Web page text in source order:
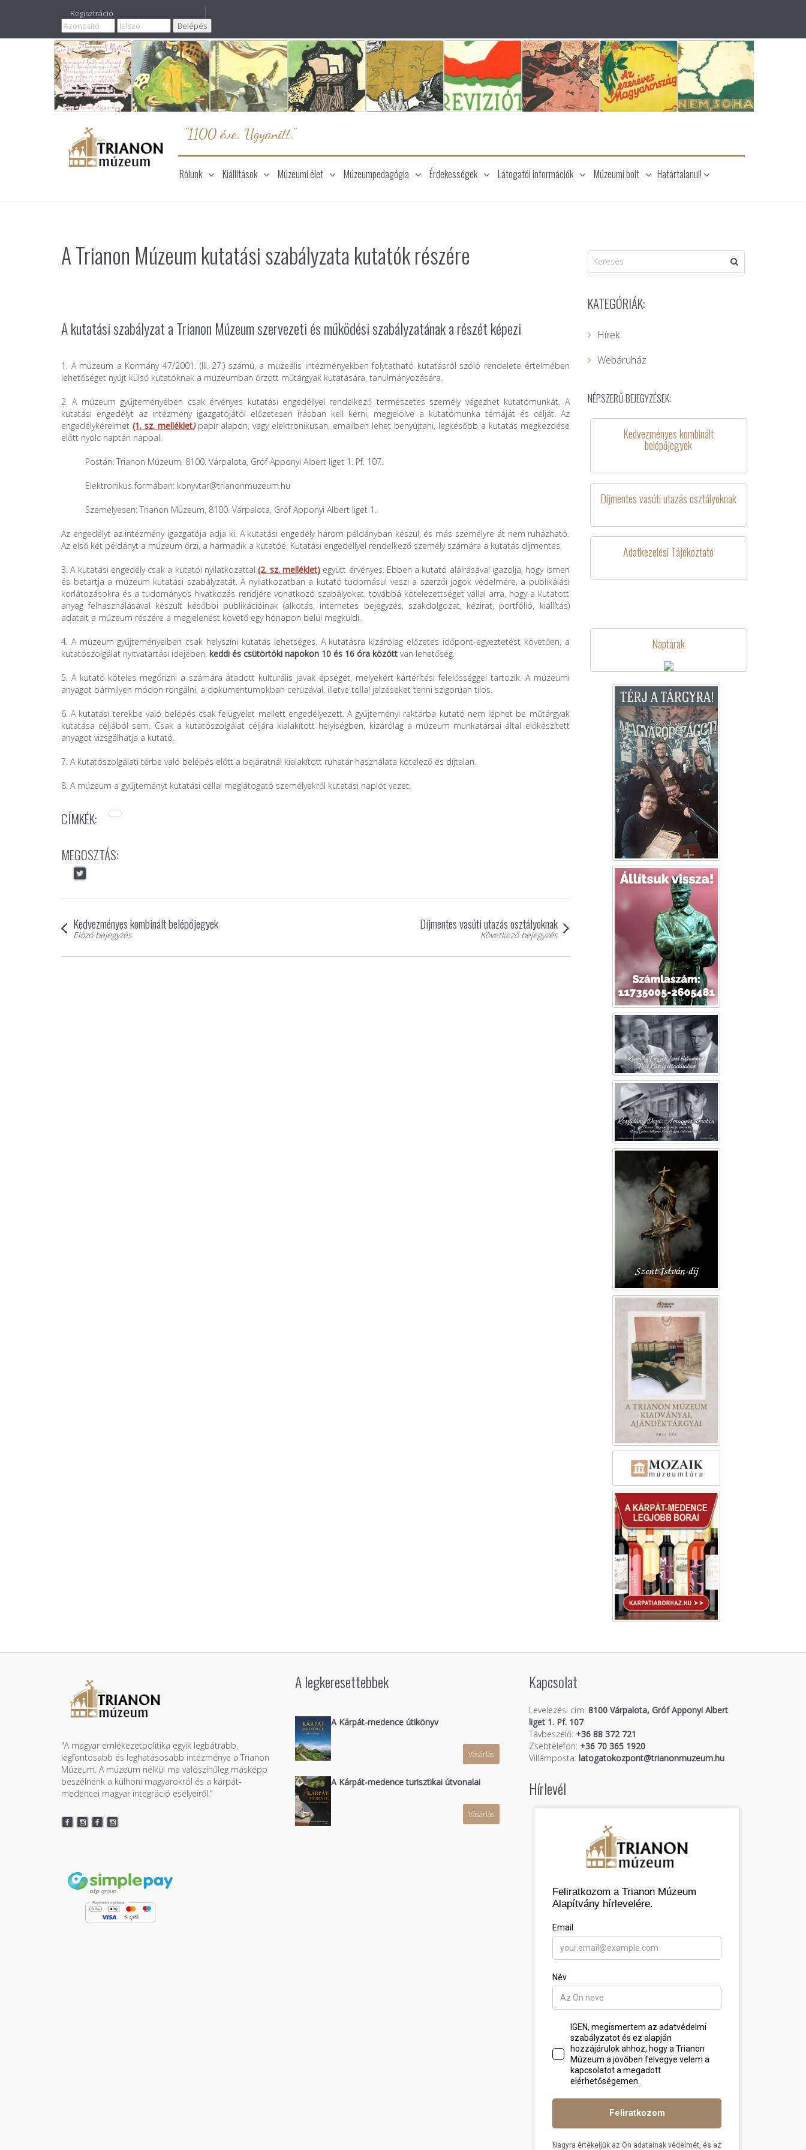
Regisztráció
"1100 éve. Ugyanitt."
Rólunk Kiállítások Múzeumi élet Múzeumpedagógia Érdekességek Látogatói információk Múzeumi bolt Határtalanul!
A Trianon Múzeum kutatási szabályzata kutatók részére
A kutatási szabályzat a Trianon Múzeum szervezeti és működési szabályzatának a részét képezi
1. A múzeum a Kormány 47/2001. (III. 27.) számú, a muzeális intézményekben folytatható kutatásról szóló rendelete értelmében
lehetőséget nyújt külső kutatóknak a múzeumban őrzött műtárgyak kutatására, tanulmányozására.
2. A múzeum gyűjteményében csak érvényes kutatási engedéllyel rendelkező természetes személy végezhet kutatómunkát. A
kutatási engedélyt az intézmény igazgatójától előzetesen írásban kell kérni, megjelölve a kutatómunka témáját és célját. Az
engedélykérelmet (1. sz. melléklet)papír alapon, vagy elektronikusan, emailben lehet benyújtani, legkésőbb a kutatás megkezdése
előtt nyolc naptári nappal.
Postán: Trianon Múzeum, 8100. Várpalota, Gróf Apponyi Albert liget 1. Pf. 107.
Elektronikus formában: konyvtar@trianonmuzeum.hu
Személyesen: Trianon Múzeum, 8100. Várpalota, Gróf Apponyi Albert liget 1.
Az engedélyt az intézmény igazgatója adja ki. A kutatási engedély három példányban készül, és más személyre át nem ruházható.
Az első két példányt a múzeum őrzi, a harmadik a kutatóé. Kutatási engedéllyel rendelkező személy számára a kutatás díjmentes.
3. A kutatási engedély csak a kutatói nyilatkozattal (2. sz. melléklet)együtt érvényes. Ebben a kutató aláírásá­val igazolja, hogy ismeri
és betartja a múzeum kutatási szabályzatát. A nyilatkozatban a kutató tudomásul veszi a szerzői jogok védelmére, a publikálási
korláto­zásokra és a tudományos hivatkozás rendjére vonatkozó szabályokat, továbbá kötelezettséget vállal arra, hogy a kutatott
anyag felhasználásával készült későbbi publikációinak (alkotás, internetes bejegyzés, szakdolgozat, kézirat, portfólió, kiállítás)
adatait a múzeum részére a megjelenést követő egy hónapon belül megküldi.
4. A múzeum gyűjteményeiben csak helyszíni kutatás lehetséges. A kutatásra kizárólag előzetes időpont-egyeztetést követően, a
kutatószolgálat nyitvatartási idejében, keddi és csütörtöki napokon 10 és 16 óra között van lehetőség.
5. A kutató köteles megőrizni a számára átadott kulturális javak épségét, melyekért kárté­rítési felelősséggel tartozik. A múzeumi
anyagot bármilyen módon rongálni, a dokumentu­mokban ceruzával, illetve tollal jelzéseket tenni szigorúan tilos.
6. A kutatási terekbe való belépés csak felügyelet mellett engedélyezett. A gyűjteményi raktárba kutató nem léphet be műtárgyak
kutatása céljából sem. Csak a kutatószolgálat céljára kialakított helyiségben, kizárólag a múzeum munkatársai által előkészített
anyagot vizsgálhatja a kutató.
7. A kutatószolgálati térbe való belépés előtt a bejáratnál kialakított ruhatár használata kötele­ző és díjtalan.
8. A múzeum a gyűjteményt kutatási céllal meglátogató személyekről kutatási naplót vezet.
CÍMKÉK:
MEGOSZTÁS:
Kedvezményes kombinált belépőjegyek
Előző bejegyzés
Díjmentes vasúti utazás osztályoknak
Következő bejegyzés
KATEGÓRIÁK:
Hírek
Webáruház
NÉPSZERŰ BEJEGYZÉSEK:
Kedvezményes kombinált
belépőjegyek
Díjmentes vasúti utazás osztályoknak
Adatkezelési Tájékoztató
Naptárak
"A magyar emlékezetpolitika egyik legbátrabb,
legfontosabb és leghatásosabb intézménye a Trianon
Múzeum. A múzeum nélkül ma valószínűleg másképp
beszélnénk a külhoni magyarokról és a kárpát-
medencei magyar integráció esélyeiről."
A legkeresettebbek
A Kárpát-medence útikönyv
Vásárlás
A Kárpát-medence turisztikai útvonalai
Vásárlás
Kapcsolat
Levelezési cím: 8100 Várpalota, Gróf Apponyi Albert
liget 1. Pf. 107
Távbeszélő: +36 88 372 721
Zsebtelefon: +36 70 365 1920
Villámposta: latogatokozpont@trianonmuzeum.hu
Hírlevél